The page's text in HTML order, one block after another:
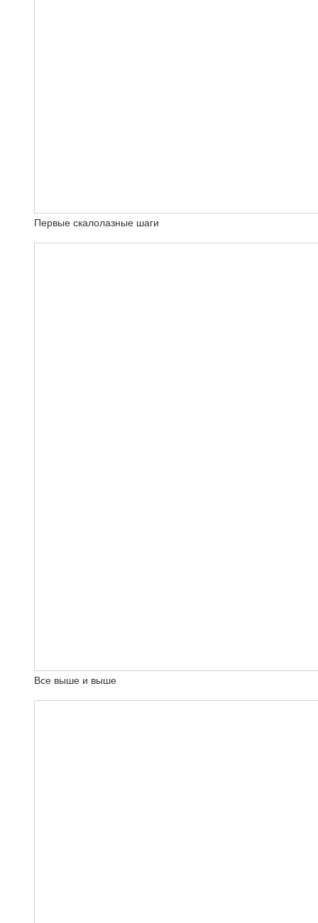
Первые скалолазные шаги
Все выше и выше